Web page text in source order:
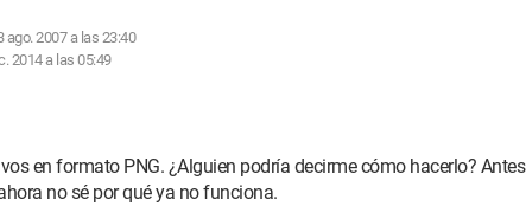
ago. 2007 a las 23:40
2014 a las 05:49
en formato PNG. ¿Alguien podría decirme cómo hacerlo? Antes
no sé por qué ya no funciona.